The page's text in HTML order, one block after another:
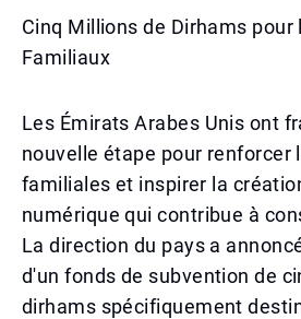
Cinq Millions de Dirhams pour
Familiaux
Les Émirats Arabes Unis ont
nouvelle étape pour renforcer
familiales et inspirer la
numérique qui contribue à
La direction du pays a
d'un fonds de subvention de
dirhams spécifiquement